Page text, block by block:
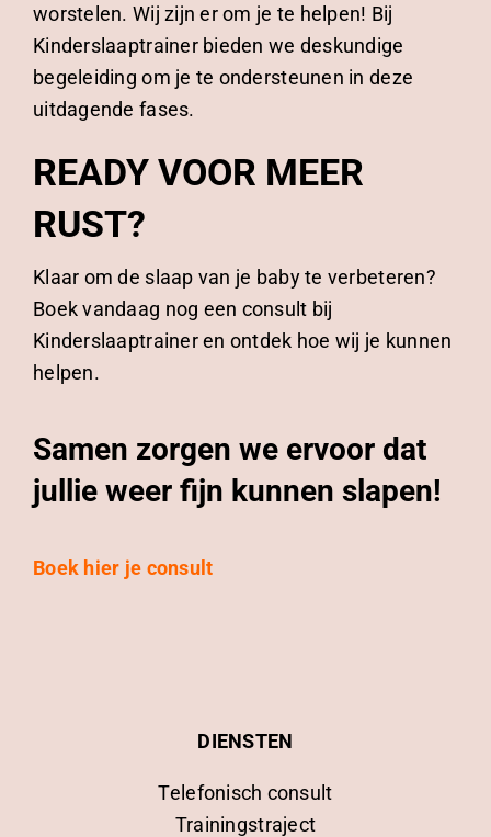
worstelen. Wij zijn er om je te helpen! Bij
Kinderslaaptrainer bieden we deskundige
begeleiding om je te ondersteunen in deze
uitdagende fases.
READY VOOR MEER
RUST?
Klaar om de slaap van je baby te verbeteren?
Boek vandaag nog een consult bij
Kinderslaaptrainer en ontdek hoe wij je kunnen
helpen.
Samen zorgen we ervoor dat
jullie weer fijn kunnen slapen!
Boek hier je consult
DIENSTEN
Telefonisch consult
Trainingstraject